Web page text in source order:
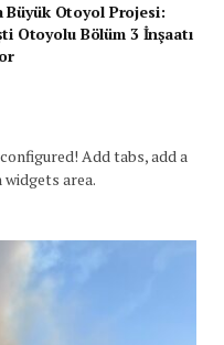
Büyük Otoyol Projesi:
Otoyolu Bölüm 3 İnşaatı
Add tabs, add a
area.